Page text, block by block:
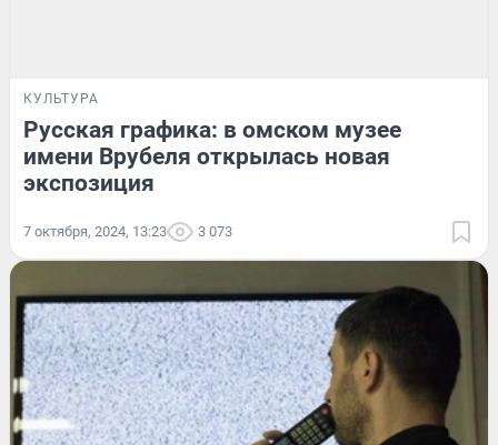
КУЛЬТУРА
Русская графика: в омском музее
имени Врубеля открылась новая
экспозиция
7 октября, 2024, 13:23 3 073